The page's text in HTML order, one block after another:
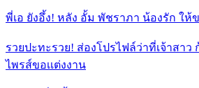
พี่เอ ยังอึ้ง! หลัง อั้ม พัชราภา น้องรัก ใ
รวยปะทะรวย! ส่องโปรไฟล์ว่าที่เจ้าสาว
ไพรส์ขอเเต่งงาน